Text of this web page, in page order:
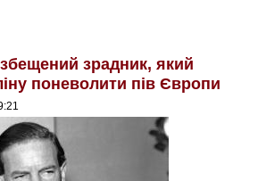
зрадник, який
поневолити пів Європи